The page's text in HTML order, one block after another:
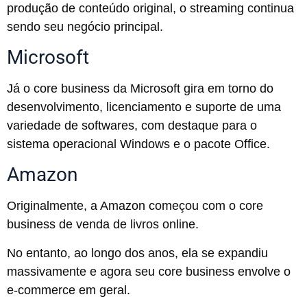
produção de conteúdo original, o streaming continua
sendo seu negócio principal.
Microsoft
Já o core business da Microsoft gira em torno do
desenvolvimento, licenciamento e suporte de uma
variedade de softwares, com destaque para o
sistema operacional Windows e o pacote Office.
Amazon
Originalmente, a Amazon começou com o core
business de venda de livros online.
No entanto, ao longo dos anos, ela se expandiu
massivamente e agora seu core business envolve o
e-commerce em geral.